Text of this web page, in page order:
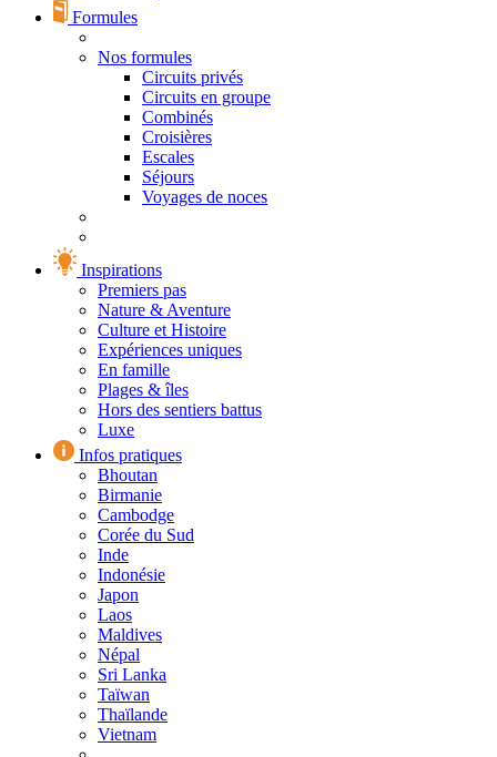
Formules
Nos formules
Circuits privés
Circuits en groupe
Combinés
Croisières
Escales
Séjours
Voyages de noces
Inspirations
Premiers pas
Nature & Aventure
Culture et Histoire
Expériences uniques
En famille
Plages & îles
Hors des sentiers battus
Luxe
Infos pratiques
Bhoutan
Birmanie
Cambodge
Corée du Sud
Inde
Indonésie
Japon
Laos
Maldives
Népal
Sri Lanka
Taïwan
Thaïlande
Vietnam